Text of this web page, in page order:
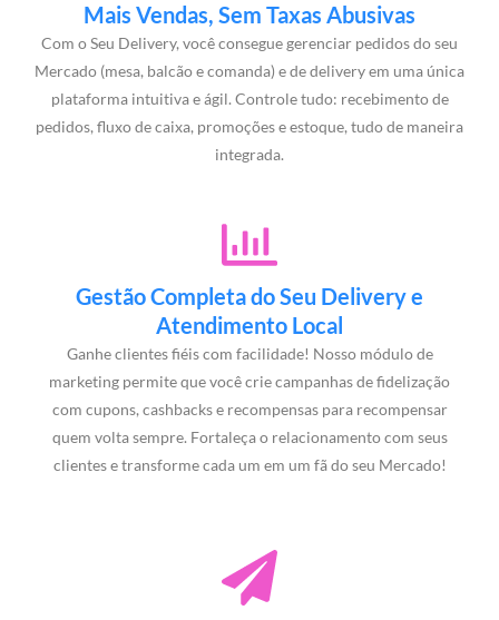
Mais Vendas, Sem Taxas Abusivas
Com o Seu Delivery, você consegue gerenciar pedidos do seu
Mercado (mesa, balcão e comanda) e de delivery em uma única
plataforma intuitiva e ágil. Controle tudo: recebimento de
pedidos, fluxo de caixa, promoções e estoque, tudo de maneira
integrada.
Gestão Completa do Seu Delivery e
Atendimento Local
Ganhe clientes fiéis com facilidade! Nosso módulo de
marketing permite que você crie campanhas de fidelização
com cupons, cashbacks e recompensas para recompensar
quem volta sempre. Fortaleça o relacionamento com seus
clientes e transforme cada um em um fã do seu Mercado!